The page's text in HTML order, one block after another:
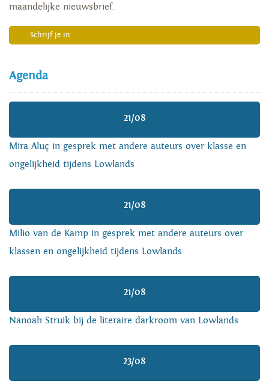
maandelijke nieuwsbrief.
Schrijf je in
Agenda
21/08
Mira Aluç in gesprek met andere auteurs over klasse en
ongelijkheid tijdens Lowlands
21/08
Milio van de Kamp in gesprek met andere auteurs over
klassen en ongelijkheid tijdens Lowlands
21/08
Nanoah Struik bij de literaire darkroom van Lowlands
23/08